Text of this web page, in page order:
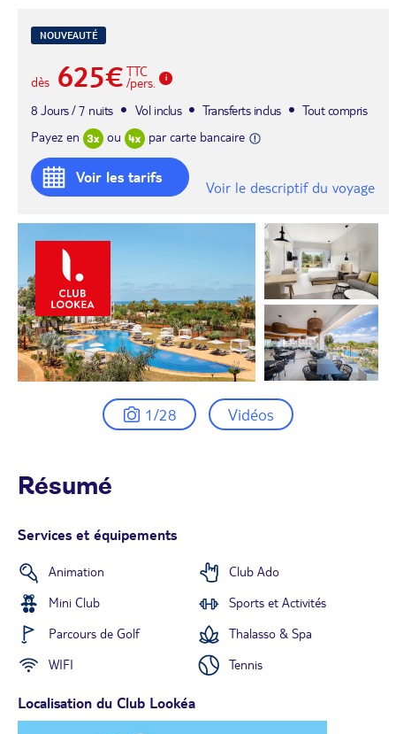
NOUVEAUTÉ
dès 625€ TTC
/pers.
8 Jours / 7 nuits
Vol inclus Transferts inclus
Tout compris
Payez en
ou par carte bancaire
Voir les tarifs
Voir le descriptif du voyage
1/28 Vidéos
Résumé
Services et équipements
Animation
Club Ado
Mini Club
Sports et Activités
Parcours de Golf
Thalasso & Spa
WIFI
Tennis
Localisation du Club Lookéa